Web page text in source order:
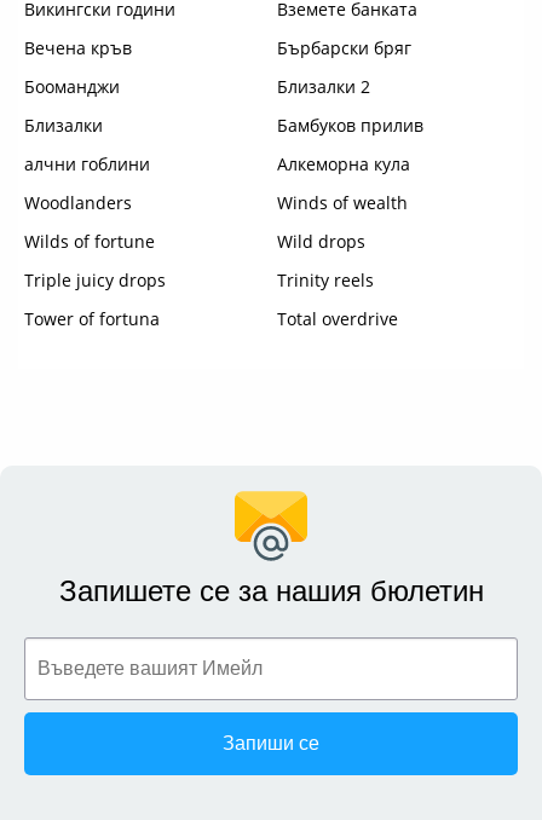
Викингски години
Вземете банката
Вечена кръв
Бърбарски бряг
Бооманджи
Близалки 2
Близалки
Бамбуков прилив
алчни гоблини
Алкеморна кула
Woodlanders
Winds of wealth
Wilds of fortune
Wild drops
Triple juicy drops
Trinity reels
Tower of fortuna
Total overdrive
Запишете се за нашия бюлетин
Запиши се